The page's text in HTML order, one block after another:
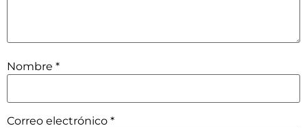
Nombre *
Correo electrónico *